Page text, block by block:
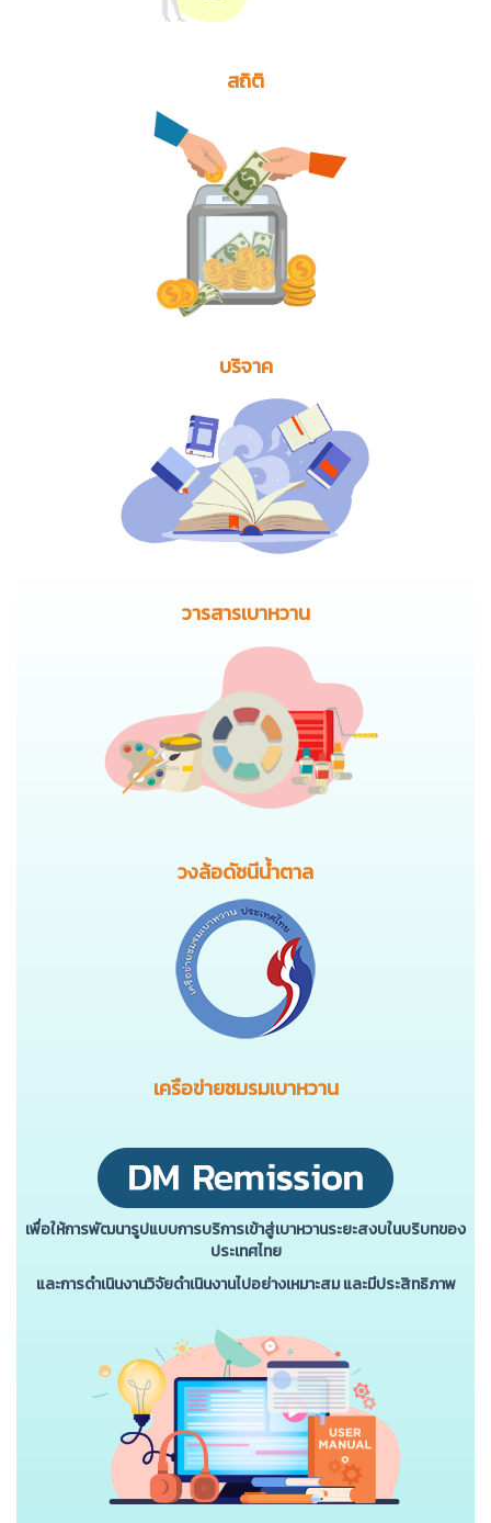
สถิติ
บริจาค
วารสารเบาหวาน
วงล้อดัชนีน้ำตาล
เครือข่ายชมรมเบาหวาน
เพื่อให้การพัฒนารูปแบบการบริการเข้าสู่เบาหวานระยะสงบในบริบทของ
ประเทศไทย
และการดําเนินงานวิจัยดําเนินงานไปอย่างเหมาะสม และมีประสิทธิภาพ